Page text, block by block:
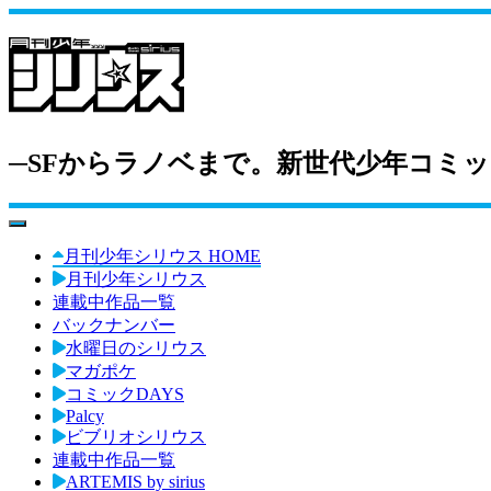
─SFからラノベまで。新世代少年コミ
toggle navigation
月刊少年シリウス HOME
月刊少年シリウス
連載中作品一覧
バックナンバー
水曜日のシリウス
マガポケ
コミックDAYS
Palcy
ビブリオシリウス
連載中作品一覧
ARTEMIS by sirius